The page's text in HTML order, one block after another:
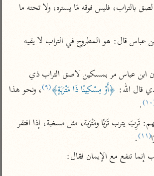
Type 2 or more
عامّة
فتح البيان للقنوجي
تفسير ابن جزي
موسوعات
تفسير الآلوسي
تفسير الرازي
معاصرة
الميسر
التفسير
تفسير السعدي
القرآن – تدبر وعمل
قال الله: ﴿أَوْ مِسْكِينًا ذَا مَتْرَبَةٍ﴾(٩)
.
والمتربة: مصدر قولهم: تَرِبَ يترب تَرَبًا ومَتْرَبة، مثل مسغبة، إذا افتقر
(١١)
.
إنما تنفع مع الإيمان فقال: